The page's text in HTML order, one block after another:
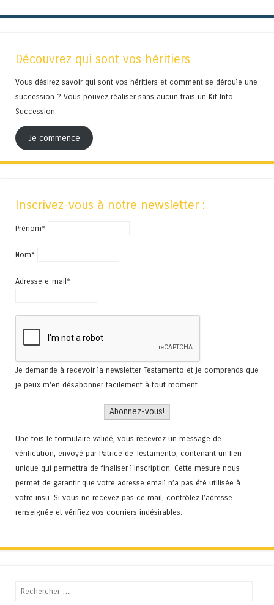
Découvrez qui sont vos héritiers
Vous désirez savoir qui sont vos héritiers et comment se déroule une
succession ? Vous pouvez réaliser sans aucun frais un Kit Info
Succession.
Je commence
Inscrivez-vous à notre newsletter :
Prénom*
Nom*
Adresse e-mail*
Je demande à recevoir la newsletter Testamento et je comprends que
je peux m'en désabonner facilement à tout moment.
Une fois le formulaire validé, vous recevrez un message de
vérification, envoyé par Patrice de Testamento, contenant un lien
unique qui permettra de finaliser l'inscription. Cette mesure nous
permet de garantir que votre adresse email n’a pas été utilisée à
votre insu. Si vous ne recevez pas ce mail, contrôlez l’adresse
renseignée et vérifiez vos courriers indésirables.
Recherche